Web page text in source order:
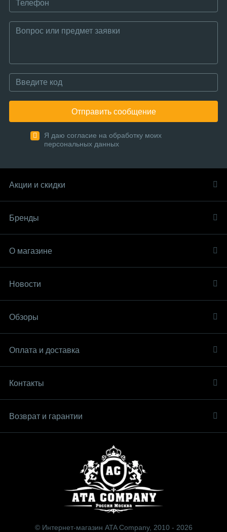
Отправить сообщение
Я даю согласие на обработку моих
персональных данных
Акции и скидки
Бренды
О магазине
Новости
Обзоры
Оплата и доставка
Контакты
Возврат и гарантии
© Интернет-магазин ATA Company, 2010 - 2026